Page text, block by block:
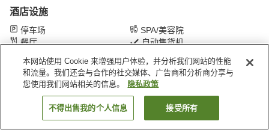
酒店设施
停车场
SPA/美容院
餐厅
自动售货机
首页 日本 长野县 长野 山酒店
搜索客房
本网站使用 Cookie 来增强用户体验，并分析我们网站的性能
和流量。我们还会与合作的社交媒体、广告商和分析商分享与
您使用我们网站相关的信息。
隐私政策
不得出售我的个人信息 接受所有